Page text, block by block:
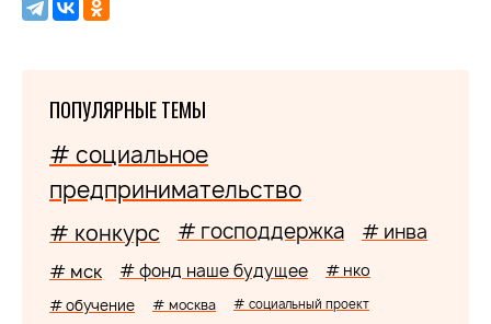
ПОПУЛЯРНЫЕ ТЕМЫ
# социальное
предпринимательство
# конкурс # господдержка # инва
# мск # фонд наше будущее # нко
# обучение # москва # социальный проект